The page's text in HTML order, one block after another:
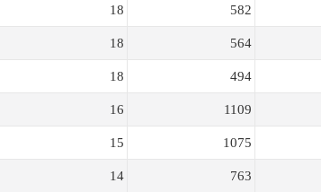
18 582
18 564
18 494
16 1109
15 1075
14 763